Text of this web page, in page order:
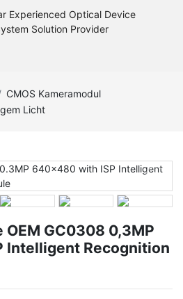
CMOS Kameramodul
Licht
GC0308 0,3MP
Intelligent Recognition